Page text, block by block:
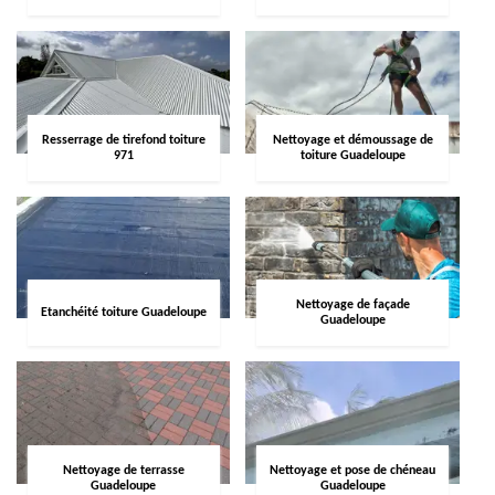
Resserrage de tirefond toiture
971
Nettoyage et démoussage de
toiture Guadeloupe
Etanchéité toiture Guadeloupe
Nettoyage de façade
Guadeloupe
Nettoyage de terrasse
Guadeloupe
Nettoyage et pose de chéneau
Guadeloupe